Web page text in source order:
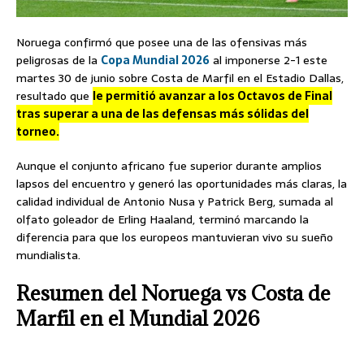
Noruega confirmó que posee una de las ofensivas más
peligrosas de la Copa Mundial 2026 al imponerse 2-1 este
martes 30 de junio sobre Costa de Marfil en el Estadio Dallas,
resultado que le permitió avanzar a los Octavos de Final
tras superar a una de las defensas más sólidas del
torneo.
Aunque el conjunto africano fue superior durante amplios
lapsos del encuentro y generó las oportunidades más claras, la
calidad individual de Antonio Nusa y Patrick Berg, sumada al
olfato goleador de Erling Haaland, terminó marcando la
diferencia para que los europeos mantuvieran vivo su sueño
mundialista.
Resumen del Noruega vs Costa de
Marfil en el Mundial 2026